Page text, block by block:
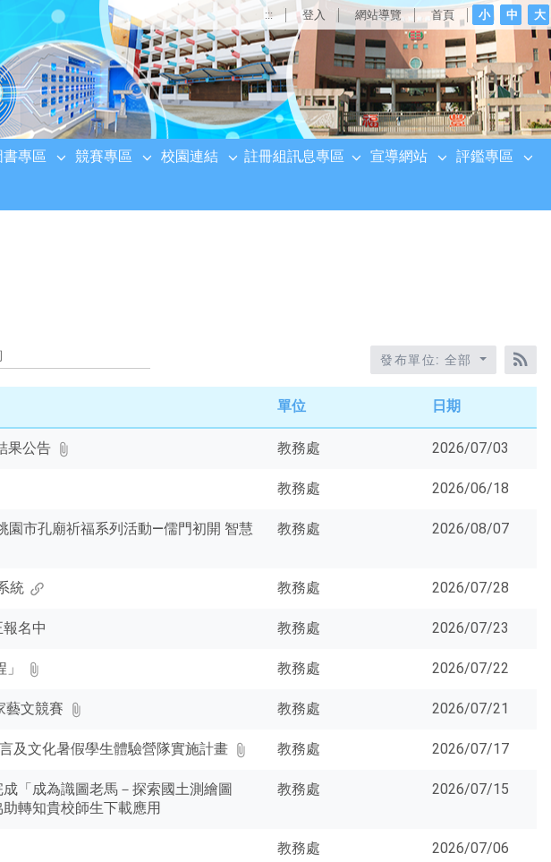
::: 登入 網站導覽 首頁 小 中 大
書專區 競賽專區 校園連結 註冊組訊息專區 宣導網站 評鑑專區
發布單位: 全部
單位 日期
果公告 教務處 2026/07/03
教務處 2026/06/18
園市孔廟祈福系列活動—儒門初開 智慧
教務處 2026/08/07
統 教務處 2026/07/28
名中 教務處 2026/07/23
」 教務處 2026/07/22
藝文競賽 教務處 2026/07/21
及文化暑假學生體驗營隊實施計畫 教務處 2026/07/17
「成為識圖老馬－探索國土測繪圖
轉知貴校師生下載應用
教務處 2026/07/15
教務處 2026/07/06